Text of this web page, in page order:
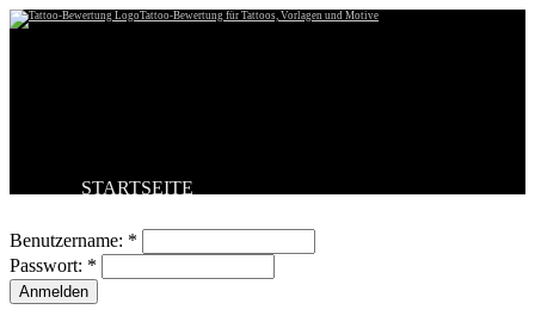
Tattoo-Bewertung für Tattoos, Vorlagen und Motive
STARTSEITE
BESTE TATTOOS
NEUESTE TATTOOS
KOMMENTARE
FORUM
Benutzername: *
Passwort: *